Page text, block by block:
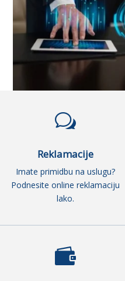
w
Reklamacije
Imate primidbu na uslugu?
Podnesite online reklamaciju
lako.
